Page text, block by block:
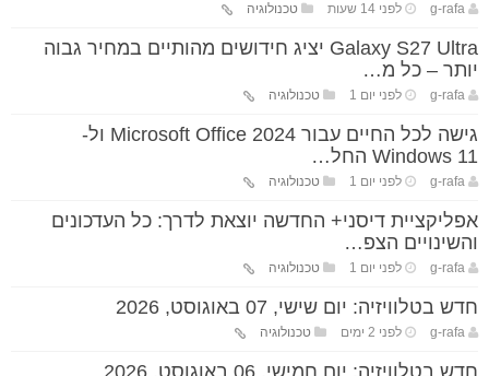
g-rafa לפני 14 שעות טכנולוגיה
Galaxy S27 Ultra יציג חידושים מהותיים במחיר גבוה
יותר – כל מ…
g-rafa לפני יום 1 טכנולוגיה
גישה לכל החיים עבור Microsoft Office 2024 ול-
Windows 11 החל…
g-rafa לפני יום 1 טכנולוגיה
אפליקציית דיסני+ החדשה יוצאת לדרך: כל העדכונים
והשינויים הצפ…
g-rafa לפני יום 1 טכנולוגיה
חדש בטלוויזיה: יום שישי, 07 באוגוסט, 2026
g-rafa לפני 2 ימים טכנולוגיה